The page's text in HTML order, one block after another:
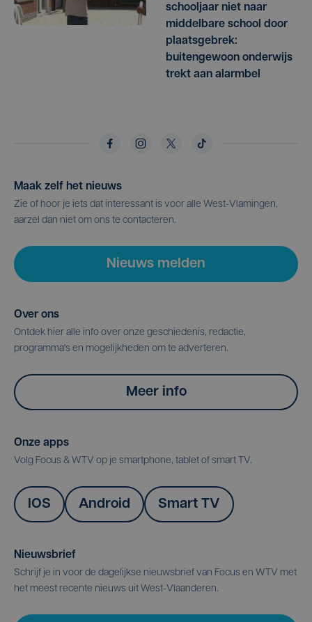
schooljaar niet naar
middelbare school door
plaatsgebrek:
buitengewoon onderwijs
trekt aan alarmbel
Maak zelf het nieuws
Zie of hoor je iets dat interessant is voor alle West-Vlamingen,
aarzel dan niet om ons te contacteren.
Nieuws melden
Over ons
Ontdek hier alle info over onze geschiedenis, redactie,
programma's en mogelijkheden om te adverteren.
Meer info
Onze apps
Volg Focus & WTV op je smartphone, tablet of smart TV.
IOS Android Smart TV
Nieuwsbrief
Schrijf je in voor de dagelijkse nieuwsbrief van Focus en WTV met
het meest recente nieuws uit West-Vlaanderen.